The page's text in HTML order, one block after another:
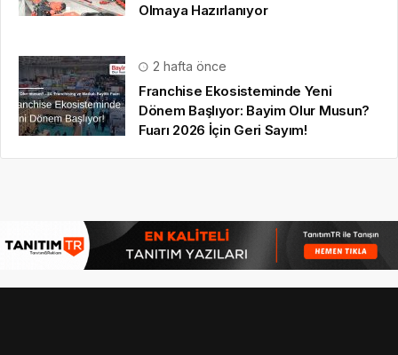
Olmaya Hazırlanıyor
2 hafta önce
Franchise Ekosisteminde Yeni
Dönem Başlıyor: Bayim Olur Musun?
Fuarı 2026 İçin Geri Sayım!